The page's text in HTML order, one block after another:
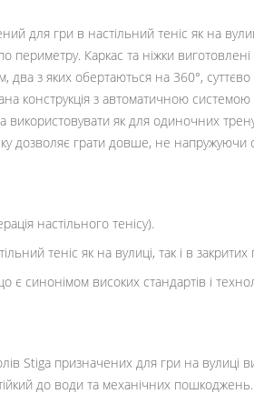
для гри в настільний теніс як на
Каркас та ніжки
два з яких обертаються на 360°,
конструкція з автоматичною
використовувати як для одиночних
дозволяє грати довше, не напружуючи
настільного тенісу).
теніс як на вулиці, так і в
є синонімом високих стандартів і
Stiga призначених для гри на
до води та механічних пошкоджень.